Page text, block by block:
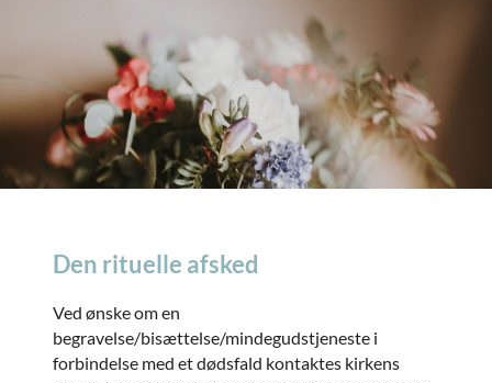
Den rituelle afsked
Ved ønske om en
begravelse/bisættelse/mindegudstjeneste i
forbindelse med et dødsfald kontaktes kirkens